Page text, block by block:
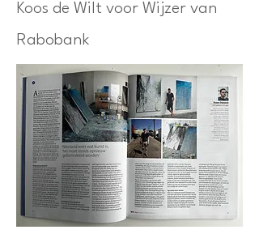
Koos de Wilt voor Wijzer van
Rabobank